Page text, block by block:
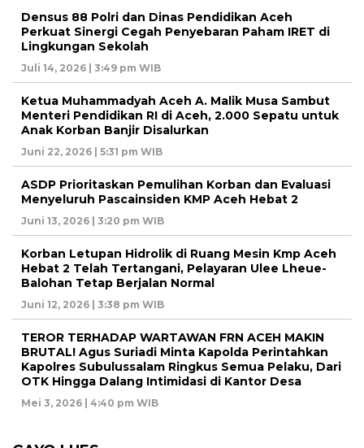
Densus 88 Polri dan Dinas Pendidikan Aceh
Perkuat Sinergi Cegah Penyebaran Paham IRET di
Lingkungan Sekolah
Juli 14, 2026 | 3:49 pm WIB
Ketua Muhammadyah Aceh A. Malik Musa Sambut
Menteri Pendidikan RI di Aceh, 2.000 Sepatu untuk
Anak Korban Banjir Disalurkan
Juni 22, 2026 | 5:31 pm WIB
ASDP Prioritaskan Pemulihan Korban dan Evaluasi
Menyeluruh Pascainsiden KMP Aceh Hebat 2
Juni 13, 2026 | 3:20 pm WIB
Korban Letupan Hidrolik di Ruang Mesin Kmp Aceh
Hebat 2 Telah Tertangani, Pelayaran Ulee Lheue-
Balohan Tetap Berjalan Normal
Juni 12, 2026 | 3:38 pm WIB
TEROR TERHADAP WARTAWAN FRN ACEH MAKIN
BRUTAL! Agus Suriadi Minta Kapolda Perintahkan
Kapolres Subulussalam Ringkus Semua Pelaku, Dari
OTK Hingga Dalang Intimidasi di Kantor Desa
Mei 3, 2026 | 4:40 pm WIB